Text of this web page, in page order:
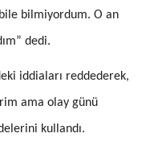
bilmiyordum. O an
dedi.
iddiaları reddederek,
ama olay günü
kullandı.